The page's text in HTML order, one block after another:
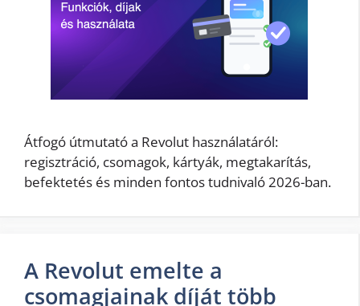
Átfogó útmutató a Revolut használatáról:
regisztráció, csomagok, kártyák, megtakarítás,
befektetés és minden fontos tudnivaló 2026-ban.
A Revolut emelte a
csomagjainak díját több